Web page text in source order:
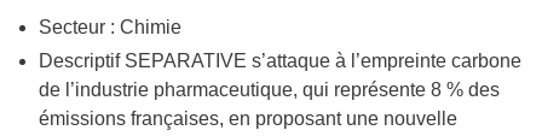
Secteur : Chimie
Descriptif SEPARATIVE s’attaque à l’empreinte carbone
de l’industrie pharmaceutique, qui représente 8 % des
émissions françaises, en proposant une nouvelle